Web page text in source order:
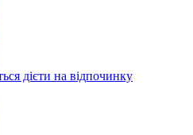
дієти на відпочинку